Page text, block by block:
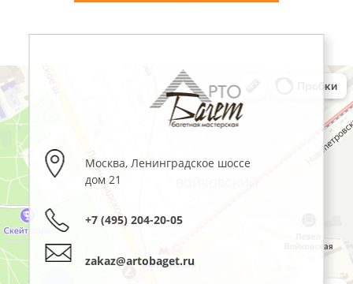
Москва,Ленинградское шоссе
дом 21
+7 (495) 204-20-05
zakaz@artobaget.ru